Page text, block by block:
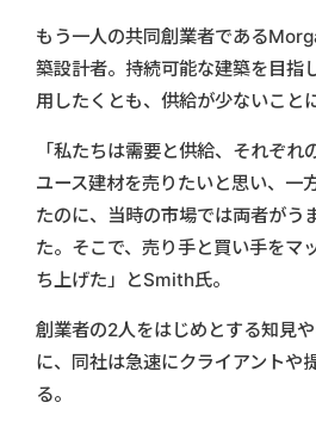
もう一人の共同創業者である
築設計者。持続可能な建築を目指
用したくとも、供給が少ないこと
「私たちは需要と供給、それぞれ
ユース建材を売りたいと思い、一
たのに、当時の市場では両者がう
た。そこで、売り手と買い手をマ
ち上げた」とSmith氏。
創業者の2人をはじめとする知見
に、同社は急速にクライアントや
る。